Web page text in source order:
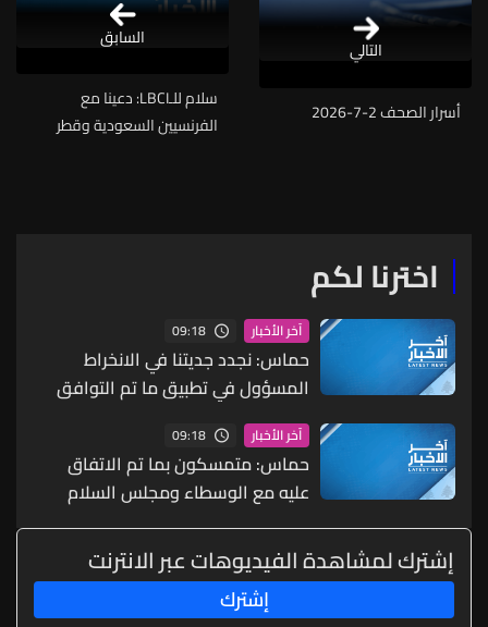
التالي
أسرار الصحف 2-7-2026
سلام للـLBCI: دعينا مع
الفرنسيين السعودية وقطر
السابق
اخترنا لكم
آخر الأخبار 09:18
حماس: نجدد جديتنا في الانخراط
المسؤول في تطبيق ما تم التوافق
زمني لتنفيذها
آخر الأخبار 09:18
حماس: متمسكون بما تم الاتفاق
عليه مع الوسطاء ومجلس السلام
بشأن خارطة الطريق لاستكمال تنفيذ
المرحلة 2
إشترك لمشاهدة الفيديوهات عبر الانترنت
إشترك